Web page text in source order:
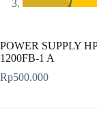
POWER SUPPLY
1200FB-1 A
Rp500.000